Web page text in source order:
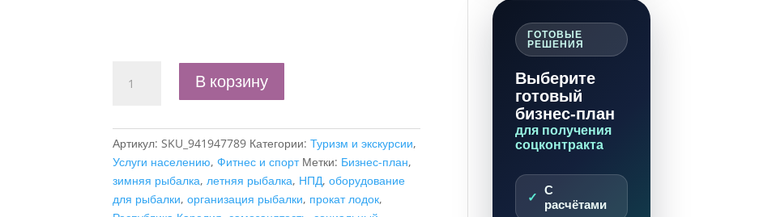
товара
план
"Организация
летней
и
зимней
В корзину
Артикул: SKU_941947789 Категории:Туризм и экскурсии,
Услуги населению,Фитнес и спорт Метки: Бизнес-план,
зимняя рыбалка, летняя рыбалка, НПД,оборудование
для рыбалки,организация рыбалки, прокат лодок,
ГОТОВЫЕ
РЕШЕНИЯ
Выберите
готовый
бизнес-план
для получения
соцконтракта
С
расчётами